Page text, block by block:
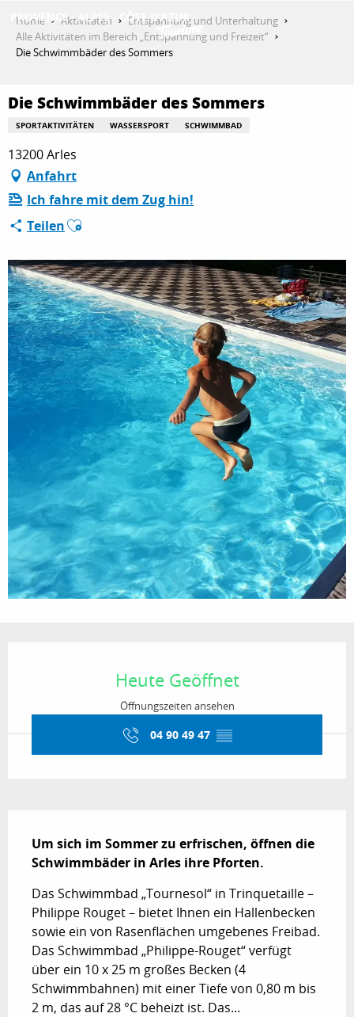
contenu
AKTIVITÄTEN
AUFENTHALT
ESPACE PRO
Home Aktivitäten
Entspannung und Unterhaltung
Alle Aktivitäten im Bereich „Entspannung und Freizeit“
Die Schwimmbäder des Sommers
Die Schwimmbäder des Sommers
SPORTAKTIVITÄTEN WASSERSPORT SCHWIMMBAD
13200 Arles
Anfahrt
Ich fahre mit dem Zug hin!
TeilenAjouter aux favoris
Heute Geöffnet
Öffnungszeiten ansehen
04 90 49 47 ▒▒
Um sich im Sommer zu erfrischen, öffnen die
Schwimmbäder in Arles ihre Pforten.
Das Schwimmbad „Tournesol“ in Trinquetaille –
Philippe Rouget – bietet Ihnen ein Hallenbecken
sowie ein von Rasenflächen umgebenes Freibad.
Das Schwimmbad „Philippe-Rouget“ verfügt
über ein 10 x 25 m großes Becken (4
Schwimmbahnen) mit einer Tiefe von 0,80 m bis
2 m, das auf 28 °C beheizt ist. Das...